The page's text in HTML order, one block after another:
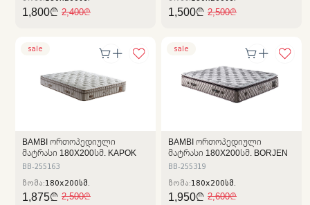
1,800₾ 2,400₾ 1,500₾ 2,500₾
sale
BAMBI ᲝᲠᲗᲝᲞᲔᲓᲘᲣᲚᲘ
ᲛᲐᲢᲠᲐᲡᲘ 180X200ᲡᲛ. KAPOK
BB-255163
ზომა:180x200სმ.
1,875₾ 2,500₾
sale
BAMBI ᲝᲠᲗᲝᲞᲔᲓᲘᲣᲚᲘ
ᲛᲐᲢᲠᲐᲡᲘ 180X200ᲡᲛ. BORJEN
BB-255319
ზომა:180x200სმ.
1,950₾ 2,600₾